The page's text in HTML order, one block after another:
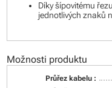
Díky šípovitému
jednotlivých znaků
Možnosti produktu
Průřez kabelu :